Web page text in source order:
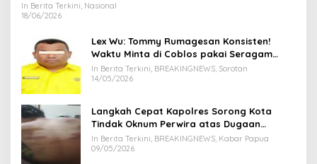
In Berita Terkini, Nasional
18/06/2026
Lex Wu: Tommy Rumagesan Konsisten!
Waktu Minta di Coblos pakai Seragam
Kuning, Waktu MenCoblos Juga pakai Kaos
Kuning.
In Berita Terkini, BREAKINGNEWS, Sorotan
14/05/2026
Langkah Cepat Kapolres Sorong Kota
Tindak Oknum Perwira atas Dugaan
Kekerasan Brutal Terhadap Anak
In Berita Terkini, BREAKINGNEWS, Kabar Papua
09/05/2026